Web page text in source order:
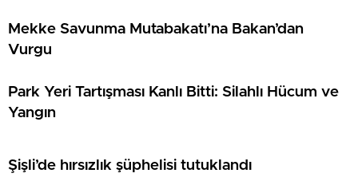
Mekke Savunma Mutabakatı’na Bakan’dan
Vurgu
Park Yeri Tartışması Kanlı Bitti: Silahlı Hücum ve
Yangın
Şişli’de hırsızlık şüphelisi tutuklandı